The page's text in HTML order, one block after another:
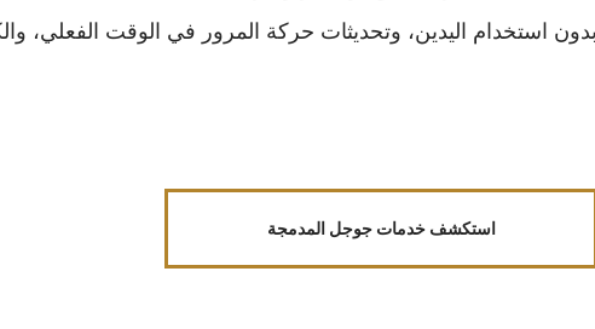
استخدام اليدين، وتحديثات حركة المرور في الوقت الفعلي،
استكشف خدمات جوجل المدمجة